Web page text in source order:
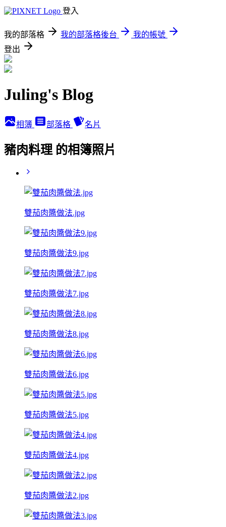
登入
我的部落格 我的部落格後台
我的帳號
登出
Juling's Blog
相簿 部落格 名片
豬肉料理 的相簿照片
雙茄肉醬做法.jpg
雙茄肉醬做法9.jpg
雙茄肉醬做法7.jpg
雙茄肉醬做法8.jpg
雙茄肉醬做法6.jpg
雙茄肉醬做法5.jpg
雙茄肉醬做法4.jpg
雙茄肉醬做法2.jpg